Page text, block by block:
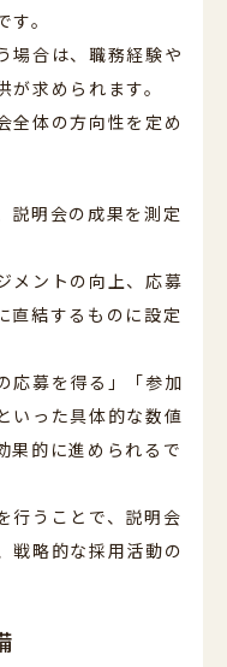
。
場合は、職務経験や
求められます。
全体の方向性を定め
説明会の成果を測定
メントの向上、応募
直結するものに設定
応募を得る」「参加
いった具体的な数値
果的に進められるで
行うことで、説明会
戦略的な採用活動の